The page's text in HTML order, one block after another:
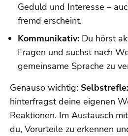
Geduld und Interesse –
fremd erscheint.
Kommunikativ: Du hörst
Fragen und suchst nach
gemeinsame Sprache zu
Genauso wichtig:
hinterfragst deine eigenen
Reaktionen. Im Austausch
du, Vorurteile zu erkennen